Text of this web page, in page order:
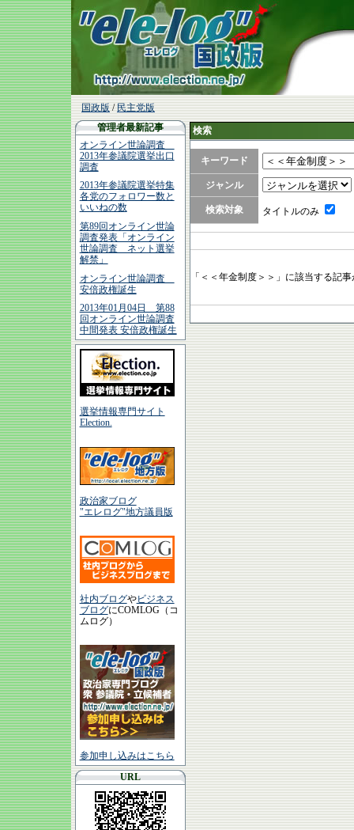
国政版/民主党版
管理者最新記事
オンライン世論調査
2013年参議院選挙出口
調査
2013年参議院選挙特集
各党のフォロワー数と
いいねの数
第89回オンライン世論
調査発表「オンライン
世論調査 ネット選挙
解禁」
オンライン世論調査
安倍政権誕生
2013年01月04日 第88
回オンライン世論調査
中間発表 安倍政権誕生
選挙情報専門サイト
Election.
政治家ブログ
"エレログ"地方議員版
社内ブログやビジネス
ブログにCOMLOG（コ
ムログ）
参加申し込みはこちら
URL
検索
キーワード
ジャンル
検索対象 タイトルのみ
「＜＜年金制度＞＞」に該当する記